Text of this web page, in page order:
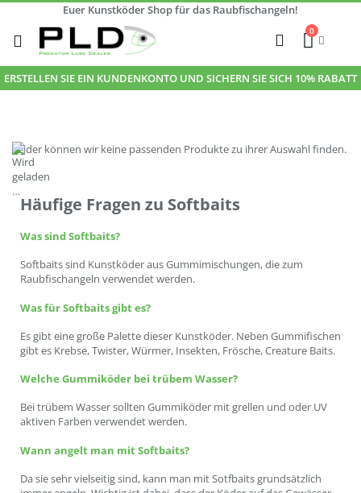
Euer Kunstköder Shop für das Raubfischangeln!
Zum
Inhalt
springen
Cart
0
Suche
ERSTELLEN SIE EIN KUNDENKONTO UND SICHERN SIE SICH 10% RABATT
Leider können wir keine passenden Produkte zu ihrer Auswahl finden.
Häufige Fragen zu Softbaits
Was sind Softbaits?
Softbaits sind Kunstköder aus Gummimischungen, die zum
Raubfischangeln verwendet werden.
Was für Softbaits gibt es?
Es gibt eine große Palette dieser Kunstköder. Neben Gummifischen
gibt es Krebse, Twister, Würmer, Insekten, Frösche, Creature Baits.
Welche Gummiköder bei trübem Wasser?
Bei trübem Wasser sollten Gummiköder mit grellen und oder UV
aktiven Farben verwendet werden.
Wann angelt man mit Softbaits?
Da sie sehr vielseitig sind, kann man mit Sotfbaits grundsätzlich